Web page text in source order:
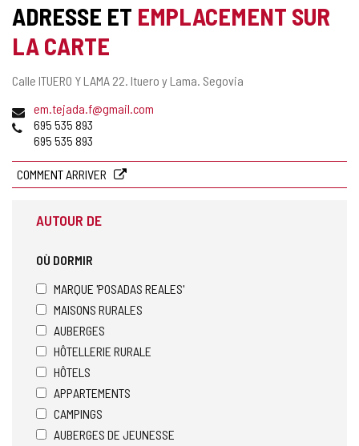
ADRESSE ET EMPLACEMENT SUR
LA CARTE
Adresse
Calle ITUERO Y LAMA 22. Ituero y Lama. Segovia
Adresse
de
courrier
em.tejada.f@gmail.com
Téléphones
695 535 893
695 535 893
COMMENT ARRIVER
AUTOUR DE
OÙ DORMIR
MARQUE 'POSADAS REALES'
MAISONS RURALES
AUBERGES
HÔTELLERIE RURALE
HÔTELS
APPARTEMENTS
CAMPINGS
AUBERGES DE JEUNESSE